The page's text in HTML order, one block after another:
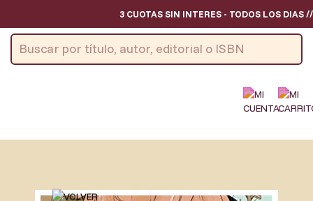
3 CUOTAS SIN INTERES - TODOS LOS DIAS //